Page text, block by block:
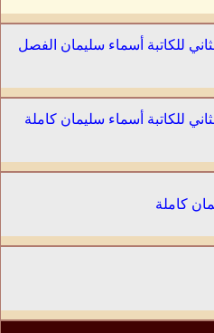
للكاتبة أسماء سليمان الفصل
للكاتبة أسماء سليمان كاملة
كاملة